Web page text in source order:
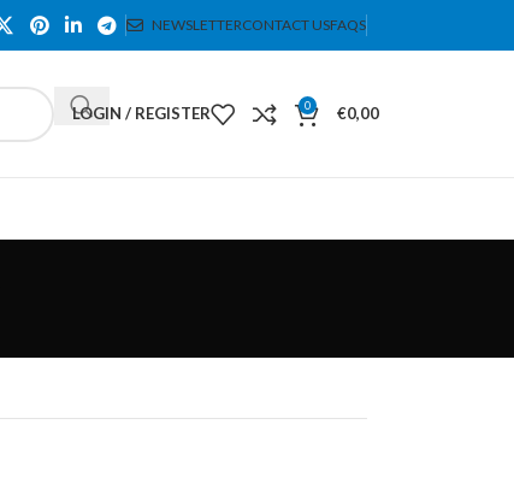
NEWSLETTERCONTACT USFAQS
LOGIN / REGISTER 0 €0,00